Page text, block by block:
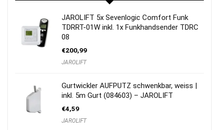
JAROLIFT 5x Sevenlogic Comfort Funk
TDRRT-01W inkl. 1x Funkhandsender TDRC
08
€200,99
JAROLIFT
Gurtwickler AUFPUTZ schwenkbar, weiss |
inkl. 5m Gurt (084603) – JAROLIFT
€4,59
JAROLIFT